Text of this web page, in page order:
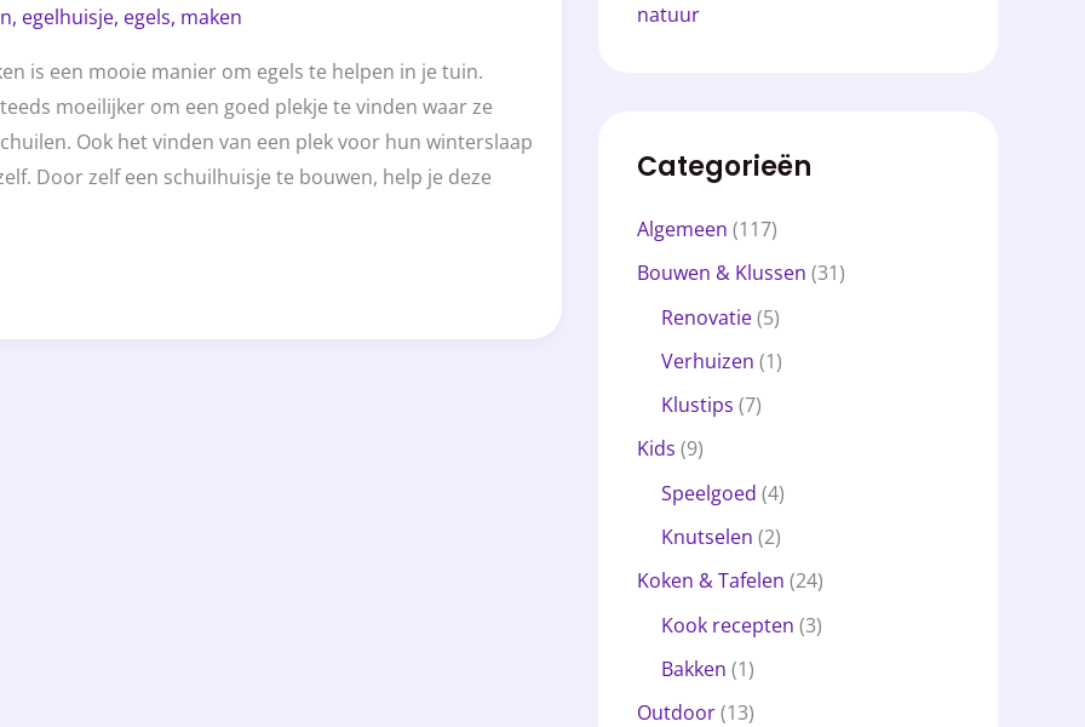
, egelhuisje, egels, maken
is een mooie manier om egels te helpen in je tuin.
moeilijker om een goed plekje te vinden waar ze
Ook het vinden van een plek voor hun winterslaap
Door zelf een schuilhuisje te bouwen, help je deze
natuur
Categorieën
Algemeen (117)
Bouwen & Klussen (31)
Renovatie(5)
Verhuizen (1)
Klustips (7)
Kids (9)
Speelgoed (4)
Knutselen (2)
Koken & Tafelen (24)
Kook recepten (3)
Bakken (1)
Outdoor(13)